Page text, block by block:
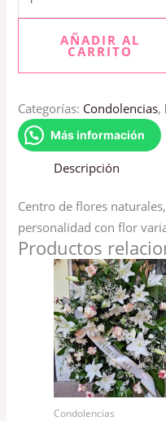
AÑADIR AL
CARRITO
Categorías: Condolencias,
Más información
Descripción
Centro de flores
personalidad con flor
Productos
Condolencias